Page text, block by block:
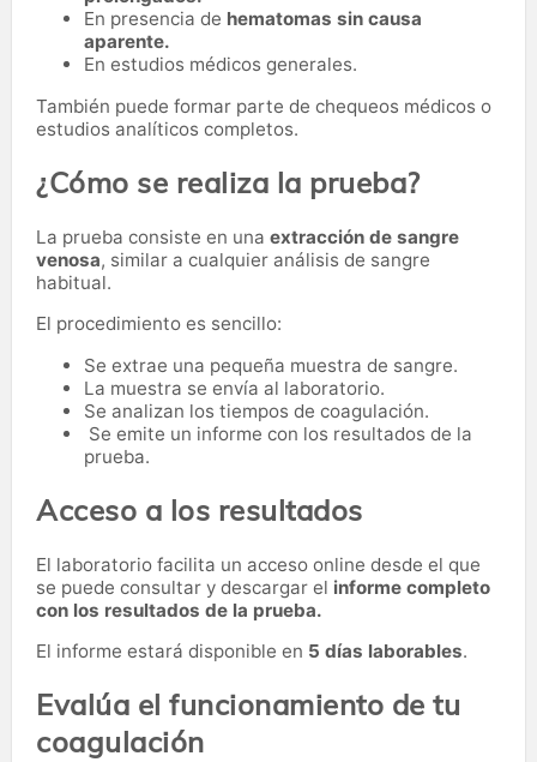
En presencia de hematomas sin causa
aparente.
En estudios médicos generales.
También puede formar parte de chequeos médicos o
estudios analíticos completos.
¿Cómo se realiza la prueba?
La prueba consiste en una extracción de sangre
venosa, similar a cualquier análisis de sangre
habitual.
El procedimiento es sencillo:
Se extrae una pequeña muestra de sangre.
La muestra se envía al laboratorio.
Se analizan los tiempos de coagulación.
Se emite un informe con los resultados de la
prueba.
Acceso a los resultados
El laboratorio facilita un acceso online desde el que
se puede consultar y descargar el informe completo
con los resultados de la prueba.
El informe estará disponible en 5 días laborables.
Evalúa el funcionamiento de tu
coagulación